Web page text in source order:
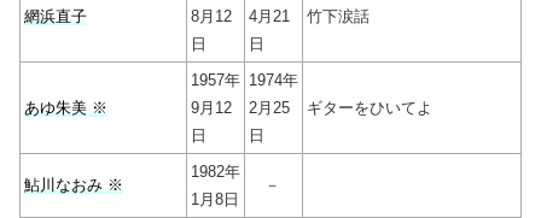
網浜直子
8月12
日
4月21
日
竹下涙話
あゆ朱美 ※
1957年
9月12
日
1974年
2月25
日
ギターをひいてよ
鮎川なおみ ※
1982年
1月8日
－